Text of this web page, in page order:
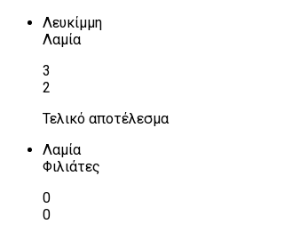
Λευκίμμη
Λαμία
3
2
Τελικό αποτέλεσμα
Λαμία
Φιλιάτες
0
0